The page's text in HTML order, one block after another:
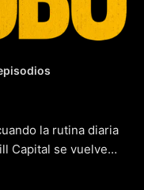
la rutina diaria
Capital se vuelve